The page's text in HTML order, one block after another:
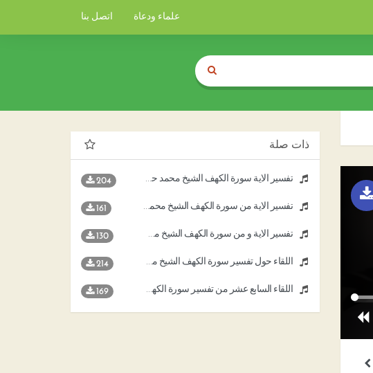
علماء ودعاة اتصل بنا
ذات صلة
تفسير الاية سورة الكهف الشيخ محمد حسان 204
تفسير الاية من سورة الكهف الشيخ محمد حسان 161
تفسير الاية و من سورة الكهف الشيخ محمد حسان 130
اللقاء حول تفسير سورة الكهف الشيخ محمد حسان 214
اللقاء السابع عشر من تفسير سورة الكهف الشيخ محمد حسان 169